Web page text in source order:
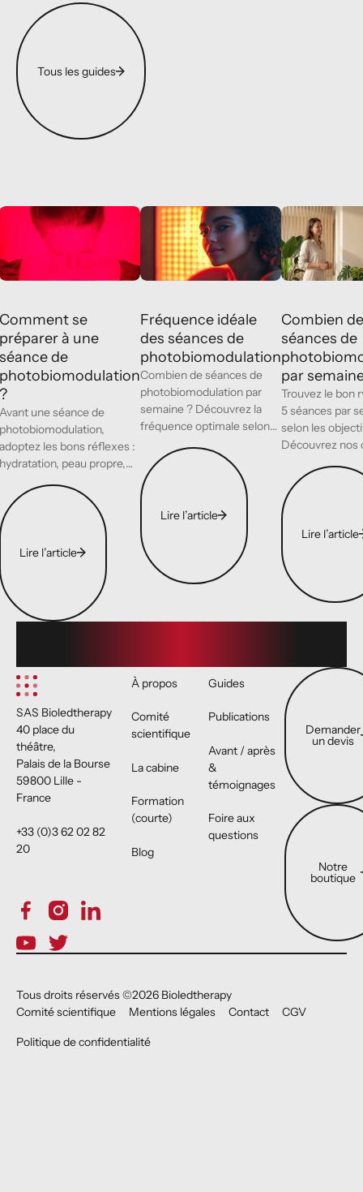
Tous les guides
Tous les guides
se préparer à une séance de photobiomodulation ?
Séances
Protocoles
se
à une
de
une séance de
les bons réflexes :
peau propre,
respiration
l’article
Lire l’article
Fréquence idéale des séances de
Séances
et
Protocoles
Fréquence idéale
des séances de
photobiomodulation
Combien de séances de
photobiomodulation par
semaine ? Découvrez la
fréquence optimale selon
peau, sport, bien-être.
Lire l’article
Lire l’article
Combien de
Combien de
séances de
par
Trouvez le bon
5 séances par
selon les
Découvrez nos
efficace.
Lire l’article
Lire l’article
SAS Bioledtherapy
40 place du
théâtre,
Palais de la Bourse
59800 Lille -
France
+33 (0)3 62 02 82
20
À propos
Comité
scientifique
La cabine
Formation
(courte)
Blog
Guides
Publications
Avant / après
&
témoignages
Foire aux
questions
Demander un
Demander
un devis
Notre
Notre
boutique
Tous droits réservés ©2026 Bioledtherapy
Comité scientifique
Mentions légales Contact CGV
Politique de confidentialité